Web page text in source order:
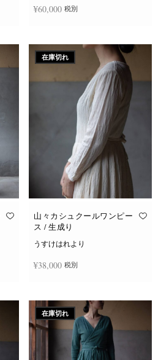
¥60,000 税別
在庫切れ
山々カシュクールワンピー
ス / 生成り
うすけはれより
¥38,000 税別
在庫切れ